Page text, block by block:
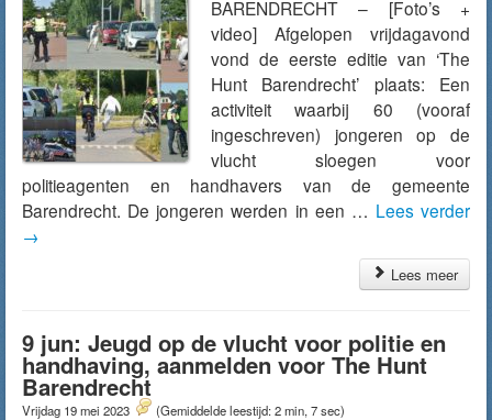
BARENDRECHT – [Foto’s +
video] Afgelopen vrijdagavond
vond de eerste editie van ‘The
Hunt Barendrecht’ plaats: Een
activiteit waarbij 60 (vooraf
ingeschreven) jongeren op de
vlucht sloegen voor
politieagenten en handhavers van de gemeente
Barendrecht. De jongeren werden in een … Lees verder
→
Lees meer
9 jun: Jeugd op de vlucht voor politie en
handhaving, aanmelden voor The Hunt
Barendrecht
Vrijdag 19 mei 2023 (Gemiddelde leestijd: 2 min, 7 sec)